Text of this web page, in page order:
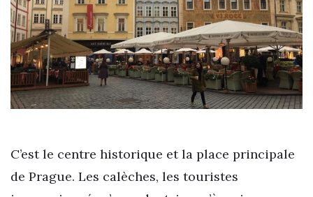
C’est le centre historique et la place principale
de Prague. Les calèches, les touristes